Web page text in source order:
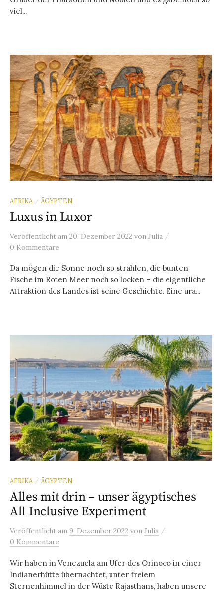
viel...
AFRIKA / ÄGYPTEN
Luxus in Luxor
Veröffentlicht am 20. Dezember 2022 von Julia /
0 Kommentare
Da mögen die Sonne noch so strahlen, die bunten
Fische im Roten Meer noch so locken – die eigentliche
Attraktion des Landes ist seine Geschichte. Eine ura...
AFRIKA / ÄGYPTEN
Alles mit drin – unser ägyptisches
All Inclusive Experiment
Veröffentlicht am 9. Dezember 2022 von Julia /
0 Kommentare
Wir haben in Venezuela am Ufer des Orinoco in einer
Indianerhütte übernachtet, unter freiem
Sternenhimmel in der Wüste Rajasthans, haben unsere